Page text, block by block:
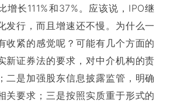
增长111%和37%。应该说，IPO继
发行，而且增速还不慢。为什么一
收紧的感觉呢？可能有几个方面的
新证券法的要求，对中介机构的责
二是加强股东信息披露监管，明确
关要求；三是按照实质重于形式的